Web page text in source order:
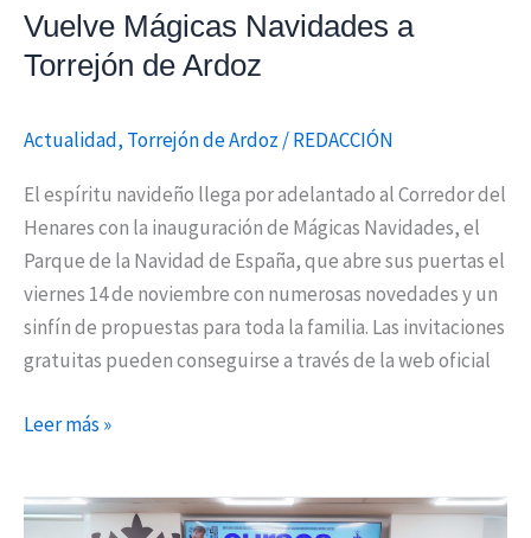
Vuelve Mágicas Navidades a
Torrejón de Ardoz
Actualidad, Torrejón de Ardoz /REDACCIÓN
El espíritu navideño llega por adelantado al Corredor del
Henares con la inauguración de Mágicas Navidades, el
Parque de la Navidad de España, que abre sus puertas el
viernes 14 de noviembre con numerosas novedades y un
sinfín de propuestas para toda la familia. Las invitaciones
gratuitas pueden conseguirse a través de la web oficial
Leer más »
Torrejón